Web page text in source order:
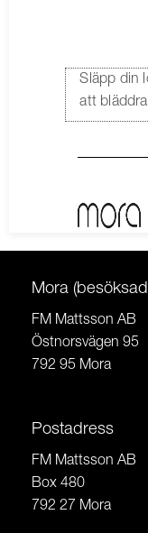
Släpp din
att
Mora
FM Mattsson AB
Östnorsvägen 95
792 95 Mora
Postadress
FM Mattsson AB
Box 480
792 27 Mora